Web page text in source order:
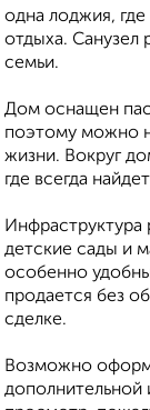
одна лоджия,
отдыха. Санузел
семьи.
Дом оснащен
поэтому можно
жизни. Вокруг
где всегда
Инфраструктура
детские сады и
особенно
продается без
сделке.
Возможно
дополнительной